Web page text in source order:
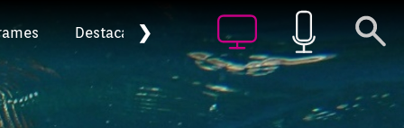
Destacat ❯